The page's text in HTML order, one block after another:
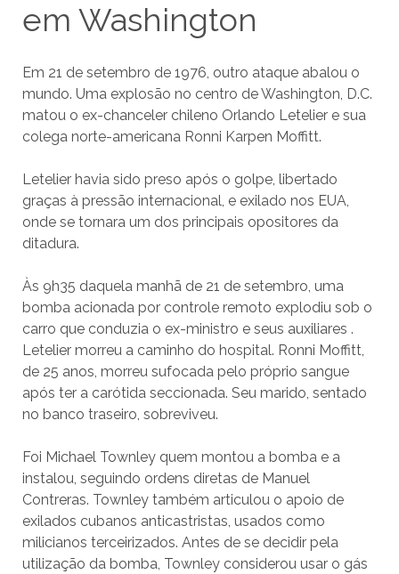
em Washington
Em 21 de setembro de 1976, outro ataque abalou o
mundo. Uma explosão no centro de Washington, D.C.
matou o ex-chanceler chileno Orlando Letelier e sua
colega norte-americana Ronni Karpen Moffitt.
Letelier havia sido preso após o golpe, libertado
graças à pressão internacional, e exilado nos EUA,
onde se tornara um dos principais opositores da
ditadura.
Às 9h35 daquela manhã de 21 de setembro, uma
bomba acionada por controle remoto explodiu sob o
carro que conduzia o ex-ministro e seus auxiliares .
Letelier morreu a caminho do hospital. Ronni Moffitt,
de 25 anos, morreu sufocada pelo próprio sangue
após ter a carótida seccionada. Seu marido, sentado
no banco traseiro, sobreviveu.
Foi Michael Townley quem montou a bomba e a
instalou, seguindo ordens diretas de Manuel
Contreras. Townley também articulou o apoio de
exilados cubanos anticastristas, usados como
milicianos terceirizados. Antes de se decidir pela
utilização da bomba, Townley considerou usar o gás